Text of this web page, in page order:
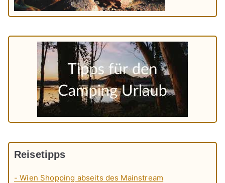
Reisetipps
- Wien Shopping abseits des Mainstream